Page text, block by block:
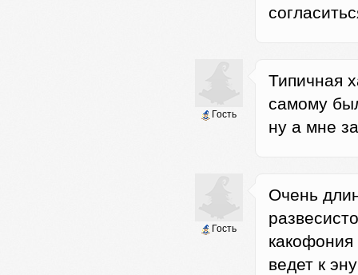
Гость
Типичная
самому
ну а мне
Гость
Очень
какофония
ведет к